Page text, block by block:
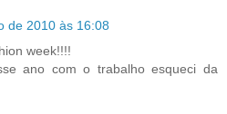
de 2010 às 16:08
week!!!!
ano com o trabalho esqueci da